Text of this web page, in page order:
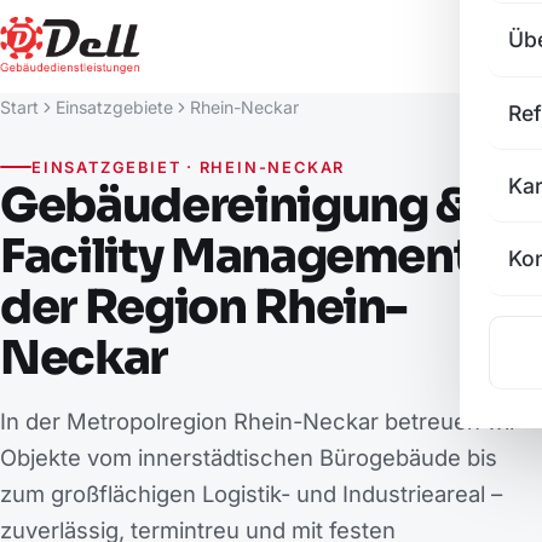
Start Einsatzgebiete Rhein-Neckar
EINSATZGEBIET · RHEIN-NECKAR
Gebäudereinigung &
Facility Management in
der Region Rhein-
Neckar
In der Metropolregion Rhein-Neckar betreuen wir
Objekte vom innerstädtischen Bürogebäude bis
zum großflächigen Logistik- und Industrieareal –
zuverlässig, termintreu und mit festen